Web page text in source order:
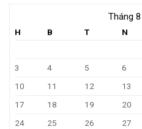
Tháng
H B T N
3
4 5 6
10
11 12 13
17
18 19 20
24
25 26 27